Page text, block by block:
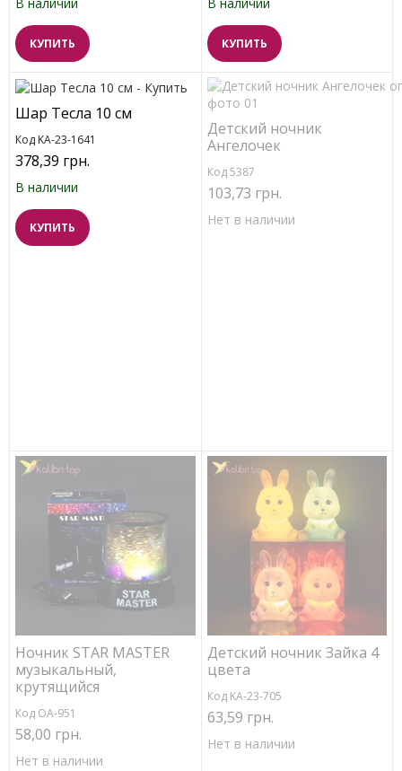
В наличии
КУПИТЬ
В наличии
КУПИТЬ
Шар Тесла 10 см
Код KA-23-1641
378,39 грн.
В наличии
КУПИТЬ
Детский ночник
Ангелочек
Код 5387
103,73 грн.
Нет в наличии
Ночник STAR MASTER
музыкальный,
крутящийся
Код ОА-951
58,00 грн.
Нет в наличии
Детский ночник Зайка 4
цвета
Код KA-23-705
63,59 грн.
Нет в наличии